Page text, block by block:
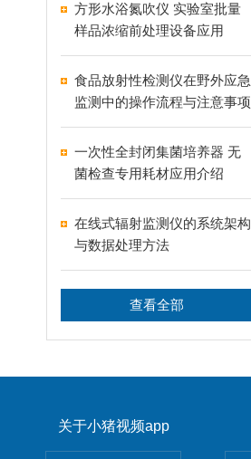
方形水浴氮吹仪 实验室批量
样品浓缩前处理设备应用
食品放射性检测仪在野外应急
监测中的操作流程与注意事项
一次性全封闭集菌培养器 无
菌检查专用耗材应用介绍
在线式辐射监测仪的系统架构
与数据处理方法
查看全部
关于小猪视频app